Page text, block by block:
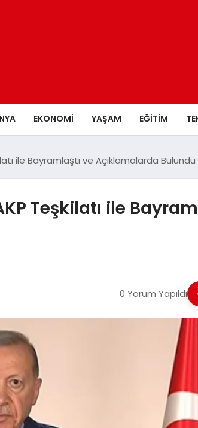
EKONOMİ YAŞAM EĞİTİM
ile Bayramlaştı ve Açıklamalarda Bulundu
Teşkilatı ile
0 Yorum Yapıldı